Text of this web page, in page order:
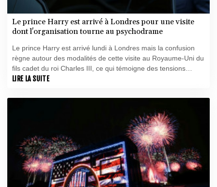
Le prince Harry est arrivé à Londres pour une visite
dont l'organisation tourne au psychodrame
Le prince Harry est arrivé lundi à Londres mais la confusion
règne autour des modalités de cette visite au Royaume-Uni du
fils cadet du roi Charles III, ce qui témoigne des tensions
persistantes avec la famille royale.
LIRE LA SUITE